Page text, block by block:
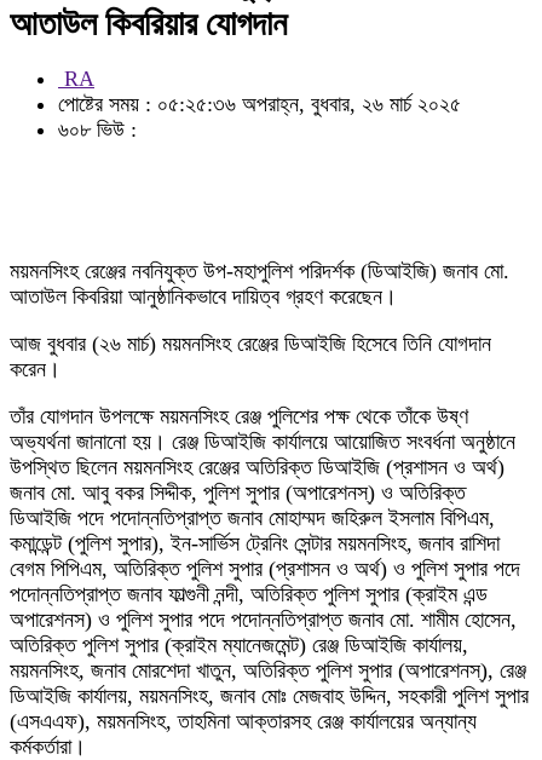
আতাউল কিবরিয়ার যোগদান
RA
পোষ্টের সময় : ০৫:২৫:৩৬ অপরাহ্ন, বুধবার, ২৬ মার্চ ২০২৫
৬০৮ ভিউ :
ময়মনসিংহ রেঞ্জের নবনিযুক্ত উপ-মহাপুলিশ পরিদর্শক (ডিআইজি) জনাব মো.
আতাউল কিবরিয়া আনুষ্ঠানিকভাবে দায়িত্ব গ্রহণ করেছেন।
আজ বুধবার (২৬ মার্চ) ময়মনসিংহ রেঞ্জের ডিআইজি হিসেবে তিনি যোগদান
করেন।
তাঁর যোগদান উপলক্ষে ময়মনসিংহ রেঞ্জ পুলিশের পক্ষ থেকে তাঁকে উষ্ণ
অভ্যর্থনা জানানো হয়। রেঞ্জ ডিআইজি কার্যালয়ে আয়োজিত সংবর্ধনা অনুষ্ঠানে
উপস্থিত ছিলেন ময়মনসিংহ রেঞ্জের অতিরিক্ত ডিআইজি (প্রশাসন ও অর্থ)
জনাব মো. আবু বকর সিদ্দীক, পুলিশ সুপার (অপারেশনস্) ও অতিরিক্ত
ডিআইজি পদে পদোন্নতিপ্রাপ্ত জনাব মোহাম্মদ জহিরুল ইসলাম বিপিএম,
কমান্ডেন্ট (পুলিশ সুপার), ইন-সার্ভিস ট্রেনিং সেন্টার ময়মনসিংহ, জনাব রাশিদা
বেগম পিপিএম, অতিরিক্ত পুলিশ সুপার (প্রশাসন ও অর্থ) ও পুলিশ সুপার পদে
পদোন্নতিপ্রাপ্ত জনাব ফাল্গুনী নন্দী, অতিরিক্ত পুলিশ সুপার (ক্রাইম এন্ড
অপারেশনস) ও পুলিশ সুপার পদে পদোন্নতিপ্রাপ্ত জনাব মো. শামীম হোসেন,
অতিরিক্ত পুলিশ সুপার (ক্রাইম ম্যানেজমেন্ট) রেঞ্জ ডিআইজি কার্যালয়,
ময়মনসিংহ, জনাব মোরশেদা খাতুন, অতিরিক্ত পুলিশ সুপার (অপারেশনস্), রেঞ্জ
ডিআইজি কার্যালয়, ময়মনসিংহ, জনাব মোঃ মেজবাহ উদ্দিন, সহকারী পুলিশ সুপার
(এসএএফ), ময়মনসিংহ, তাহমিনা আক্তারসহ রেঞ্জ কার্যালয়ের অন্যান্য
কর্মকর্তারা।